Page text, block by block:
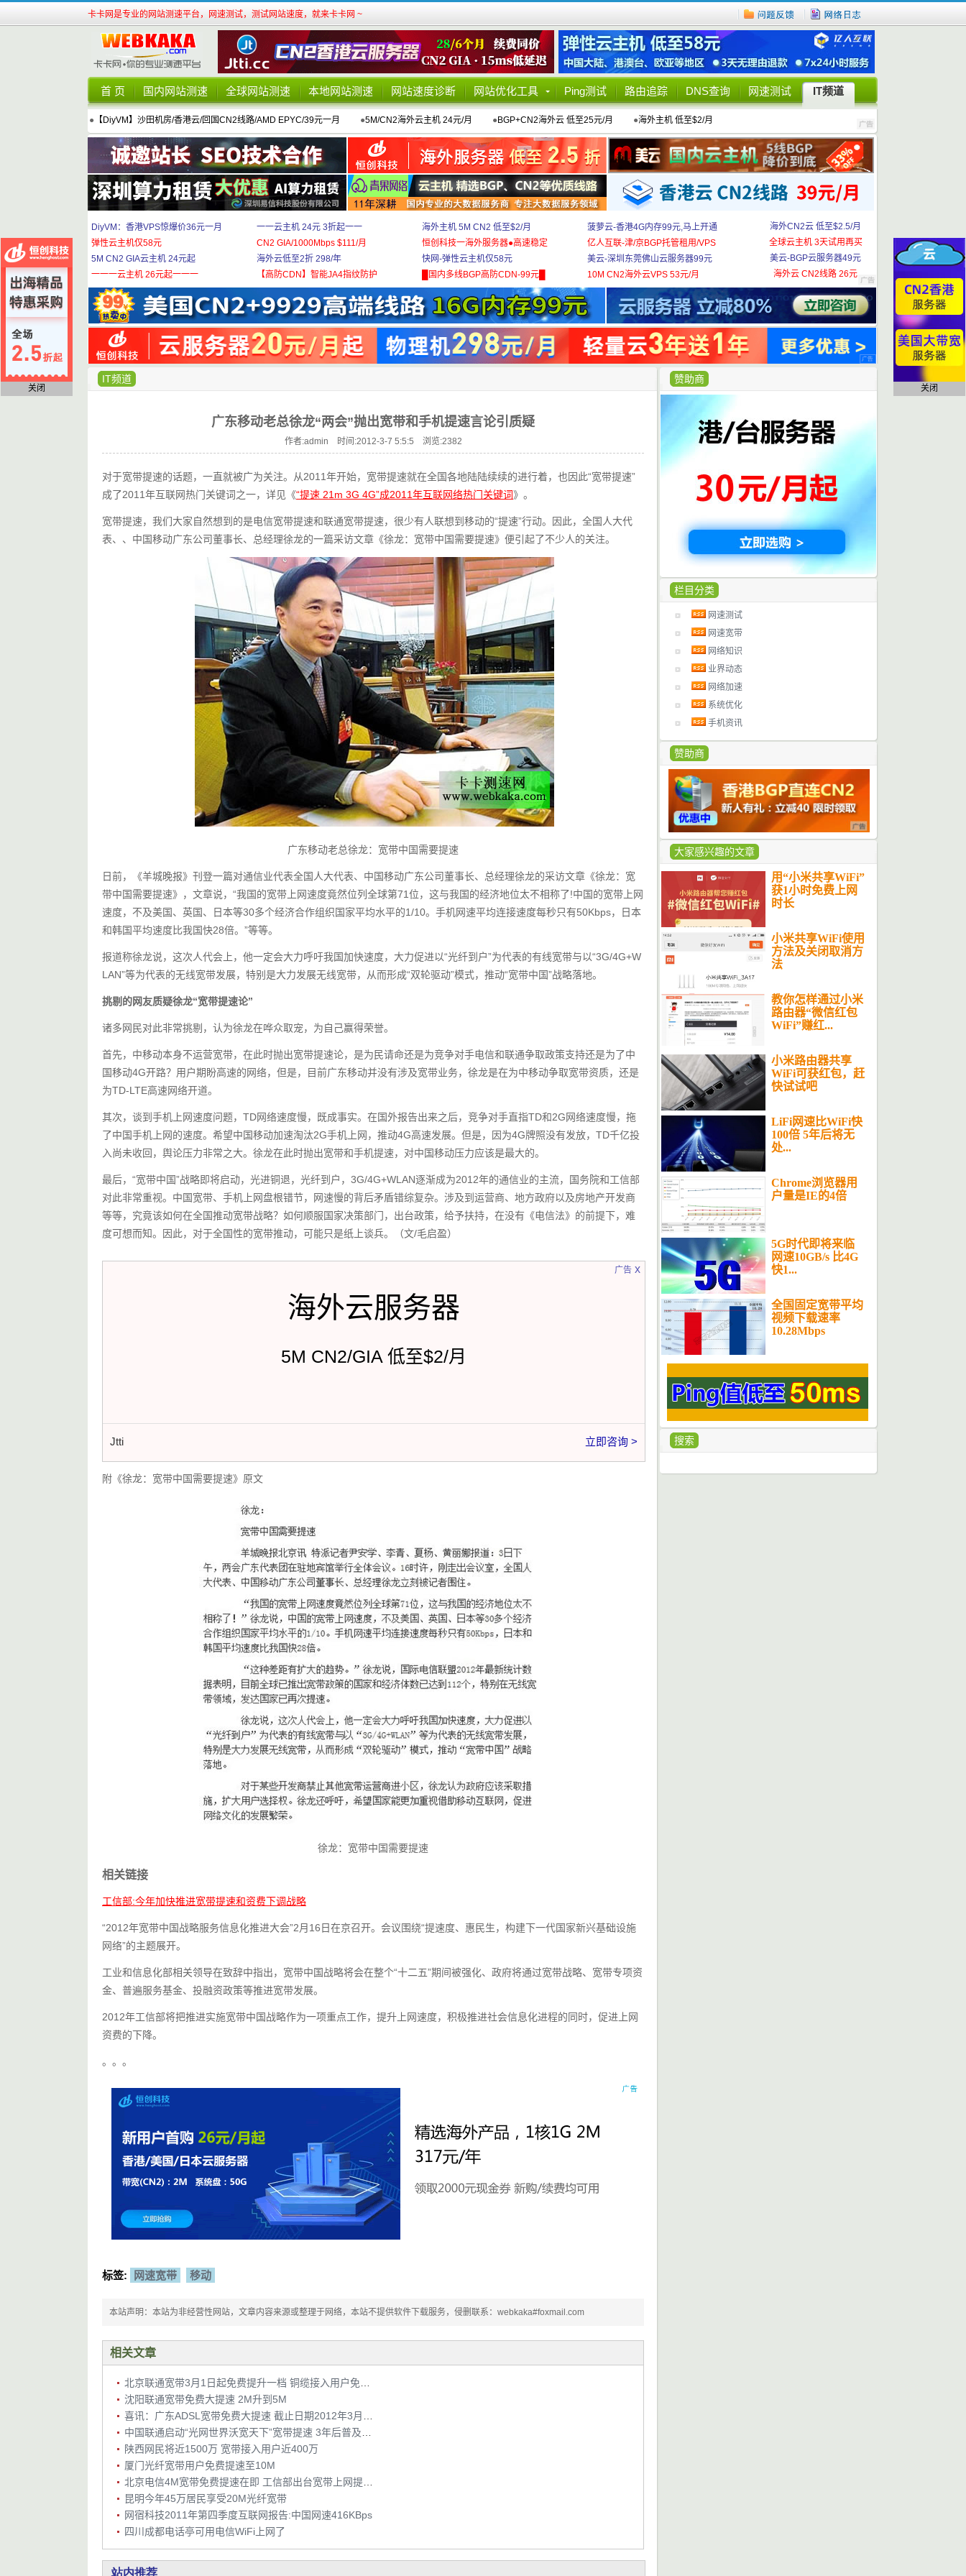
卡卡网是专业的网站测速平台，网速测试，测试网站速度，就来卡卡网 ~
首 页 国内网站测速 全球网站测速 本地网站测速 网站速度诊断 网站优化工具 Ping测试 路由追踪 DNS查询 网速测试 IT频道
● 【DiyVM】沙田机房/香港云/回国CN2线路/AMD EPYC/39元一月 ●5M/CN2海外云主机 24元/月 ●BGP+CN2海外云 低至25元/月 ●海外主机 低至$2/月
DiyVM：香港VPS惊爆价36元一月
弹性云主机仅58元
5M CN2 GIA云主机 24元起
一一一云主机 26元起一一一
一一云主机 24元 3折起一一
CN2 GIA/1000Mbps $111/月
海外云低至2折 298/年
【高防CDN】智能JA4指纹防护
海外主机 5M CN2 低至$2/月
恒创科技一海外服务器●高速稳定
快网-弹性云主机仅58元
█国内多线BGP高防CDN-99元█
菠萝云-香港4G内存99元,马上开通
亿人互联-津/京BGP托管租用/VPS
美云-深圳东莞佛山云服务器99元
10M CN2海外云VPS 53元/月
海外CN2云 低至$2.5/月
全球云主机 3天试用再买
美云-BGP云服务器49元
海外云 CN2线路 26元
赞助商
栏目分类
网速测试
网速宽带
网络知识
业界动态
网络加速
系统优化
手机资讯
赞助商
大家感兴趣的文章
用“小米共享WiFi”
获1小时免费上网
时长
小米共享WiFi使用
方法及关闭取消方
法
教你怎样通过小米
路由器“微信红包
WiFi”赚红...
小米路由器共享
WiFi可获红包，赶
快试试吧
LiFi网速比WiFi快
100倍 5年后将无
处...
Chrome浏览器用
户量是IE的4倍
5G时代即将来临
网速10GB/s 比4G
快1...
全国固定宽带平均
视频下载速率
10.28Mbps
搜索
IT频道
广东移动老总徐龙“两会”抛出宽带和手机提速言论引质疑
作者:admin 时间:2012-3-7 5:5:5 浏览:2382
对于宽带提速的话题，一直就被广为关注。从2011年开始，宽带提速就在全国各地陆陆续续的进行着，也因此“宽带提速”
成了2011年互联网热门关键词之一，详见《“提速 21m 3G 4G”成2011年互联网络热门关键词》。
宽带提速，我们大家自然想到的是电信宽带提速和联通宽带提速，很少有人联想到移动的“提速”行动。因此，全国人大代
表、、中国移动广东公司董事长、总经理徐龙的一篇采访文章《徐龙：宽带中国需要提速》便引起了不少人的关注。
广东移动老总徐龙：宽带中国需要提速
日前，《羊城晚报》刊登一篇对通信业代表全国人大代表、中国移动广东公司董事长、总经理徐龙的采访文章《徐龙：宽
带中国需要提速》，文章说，“我国的宽带上网速度竟然位列全球第71位，这与我国的经济地位太不相称了!中国的宽带上网
速度，不及美国、英国、日本等30多个经济合作组织国家平均水平的1/10。手机网速平均连接速度每秒只有50Kbps，日本
和韩国平均速度比我国快28倍。”等等。
报道称徐龙说，这次人代会上，他一定会大力呼吁我国加快速度，大力促进以“光纤到户”为代表的有线宽带与以“3G/4G+W
LAN”等为代表的无线宽带发展，特别是大力发展无线宽带，从而形成“双轮驱动”模式，推动“宽带中国”战略落地。
挑剔的网友质疑徐龙“宽带提速论”
诸多网民对此非常挑剔，认为徐龙在哗众取宠，为自己赢得荣誉。
首先，中移动本身不运营宽带，在此时抛出宽带提速论，是为民请命还是为竞争对手电信和联通争取政策支持还是为了中
国移动4G开路？用户期盼高速的网络，但是，目前广东移动并没有涉及宽带业务，徐龙是在为中移动争取宽带资质，还是
为TD-LTE高速网络开道。
其次，谈到手机上网速度问题，TD网络速度慢，既成事实。在国外报告出来之后，竞争对手直指TD和2G网络速度慢，拖
了中国手机上网的速度。希望中国移动加速淘汰2G手机上网，推动4G高速发展。但是，因为4G牌照没有发放，TD千亿投
入尚未收回，舆论压力非常之大。徐龙在此时抛出宽带和手机提速，对中国移动压力应该是最大的。
最后，“宽带中国”战略即将启动，光进铜退，光纤到户，3G/4G+WLAN逐渐成为2012年的通信业的主流，国务院和工信部
对此非常重视。中国宽带、手机上网盘根错节，网速慢的背后矛盾错综复杂。涉及到运营商、地方政府以及房地产开发商
等等，究竟该如何在全国推动宽带战略？如何顺服国家决策部门，出台政策，给予扶持，在没有《电信法》的前提下，难
度可想而知。因此，对于全国性的宽带推动，可能只是纸上谈兵。（文/毛启盈）
广告
海外云服务器
5M CN2/GIA 低至$2/月
Jtti 立即咨询 >
x
附《徐龙：宽带中国需要提速》原文
徐龙：宽带中国需要提速
相关链接
工信部:今年加快推进宽带提速和资费下调战略
“2012年宽带中国战略服务信息化推进大会”2月16日在京召开。会议围绕“提速度、惠民生，构建下一代国家新兴基础设施
网络”的主题展开。
工业和信息化部相关领导在致辞中指出，宽带中国战略将会在整个“十二五”期间被强化、政府将通过宽带战略、宽带专项资
金、普遍服务基金、投融资政策等推进宽带发展。
2012年工信部将把推进实施宽带中国战略作为一项重点工作，提升上网速度，积极推进社会信息化进程的同时，促进上网
资费的下降。
。。。
标签: 网速宽带 移动
本站声明：本站为非经营性网站，文章内容来源或整理于网络，本站不提供软件下载服务，侵删联系：webkaka#foxmail.com
相关文章
沈阳联通宽带免费大提速 2M升到5M
陕西网民将近1500万 宽带接入用户近400万
厦门光纤宽带用户免费提速至10M
昆明今年45万居民享受20M光纤宽带
网宿科技2011年第四季度互联网报告:中国网速416KBps
四川成都电话亭可用电信WiFi上网了
关闭 关闭